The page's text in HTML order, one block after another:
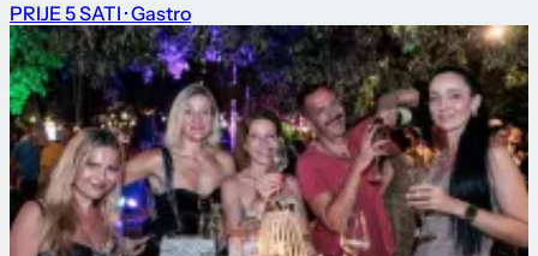
PRIJE 5 SATI · Gastro